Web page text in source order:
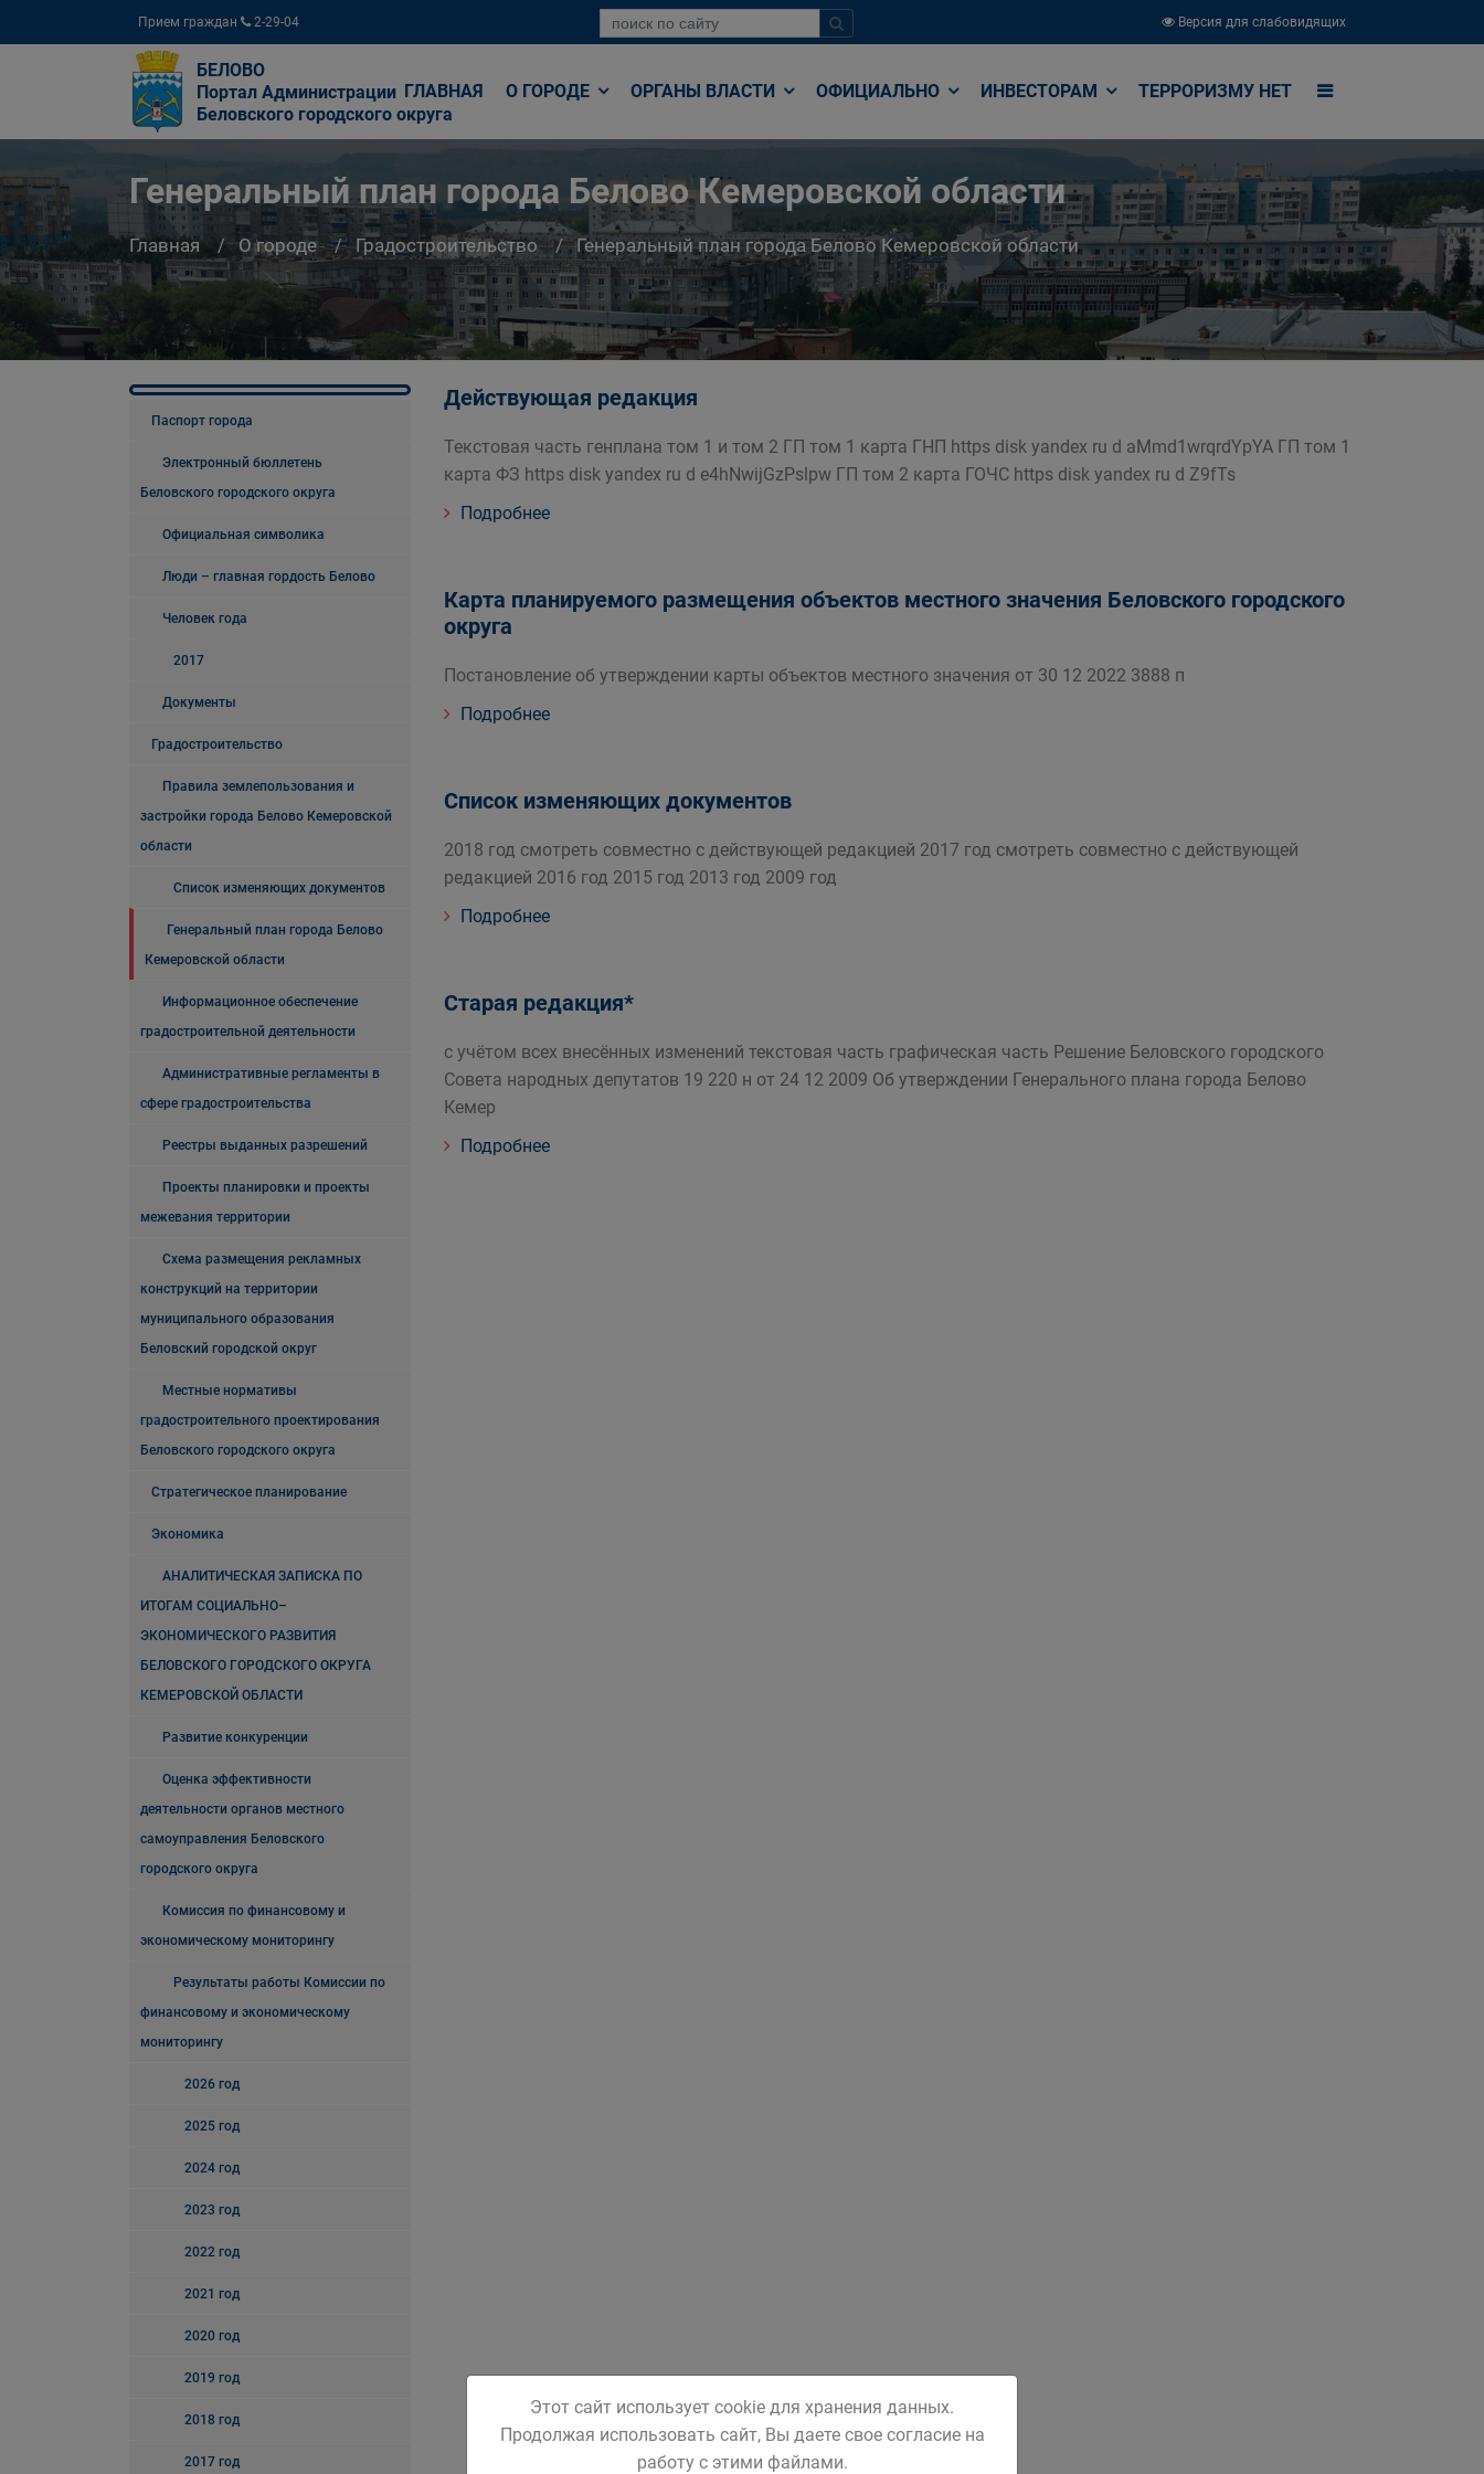
Прием граждан 2-29-04 Версия для слабовидящих
БЕЛОВО
Портал Администрации
Беловского городского округа
ГЛАВНАЯ О ГОРОДЕ ОРГАНЫ ВЛАСТИ ОФИЦИАЛЬНО ИНВЕСТОРАМ ТЕРРОРИЗМУ НЕТ
Генеральный план города Белово Кемеровской области
Главная О городе Градостроительство Генеральный план города Белово Кемеровской области
Паспорт города
Электронный бюллетень
Беловского городского округа
Официальная символика
Люди – главная гордость Белово
Человек года
2017
Документы
Градостроительство
Правила землепользования и
застройки города Белово Кемеровской
области
Список изменяющих документов
Генеральный план города Белово
Кемеровской области
Информационное обеспечение
градостроительной деятельности
Административные регламенты в
сфере градостроительства
Реестры выданных разрешений
Проекты планировки и проекты
межевания территории
Схема размещения рекламных
конструкций на территории
муниципального образования
Беловский городской округ
Местные нормативы
градостроительного проектирования
Беловского городского округа
Стратегическое планирование
Экономика
АНАЛИТИЧЕСКАЯ ЗАПИСКА ПО
ИТОГАМ СОЦИАЛЬНО–
ЭКОНОМИЧЕСКОГО РАЗВИТИЯ
БЕЛОВСКОГО ГОРОДСКОГО ОКРУГА
КЕМЕРОВСКОЙ ОБЛАСТИ
Развитие конкуренции
Оценка эффективности
деятельности органов местного
самоуправления Беловского
городского округа
Комиссия по финансовому и
экономическому мониторингу
Результаты работы Комиссии по
финансовому и экономическому
мониторингу
2026 год
2025 год
2024 год
2023 год
2022 год
2021 год
2020 год
2019 год
2018 год
2017 год
Действующая редакция
Текстовая часть генплана том 1 и том 2 ГП том 1 карта ГНП https disk yandex ru d aMmd1wrqrdYpYA ГП том 1
карта ФЗ https disk yandex ru d e4hNwijGzPslpw ГП том 2 карта ГОЧС https disk yandex ru d Z9fTs
Подробнее
Карта планируемого размещения объектов местного значения Беловского городского
округа
Постановление об утверждении карты объектов местного значения от 30 12 2022 3888 п
Подробнее
Список изменяющих документов
2018 год смотреть совместно с действующей редакцией 2017 год смотреть совместно с действующей
редакцией 2016 год 2015 год 2013 год 2009 год
Подробнее
Старая редакция*
с учётом всех внесённых изменений текстовая часть графическая часть Решение Беловского городского
Совета народных депутатов 19 220 н от 24 12 2009 Об утверждении Генерального плана города Белово
Кемер
Подробнее
Этот сайт использует cookie для хранения данных.
Продолжая использовать сайт, Вы даете свое согласие на
работу с этими файлами.